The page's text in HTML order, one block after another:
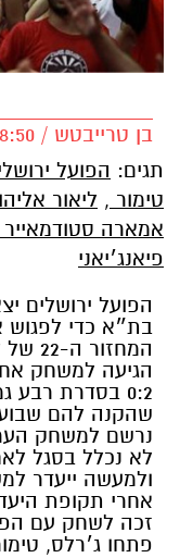
בן טרייבטש / 18:50 11.03.17
תגים: הפועל
טימור , ליאור אליהו
אמארה סטודמאייר
פיאנג׳יאני
הפועל ירושלים
בת״א כדי
הגיעה למשחק
0:2 בסדרת
שהקנה להם
נרשם למשחק
לא נכלל בסגל
ולמעשה ייעדר
אחרי תקופת
זכה לשחק עם
פתחו ג׳רלס,